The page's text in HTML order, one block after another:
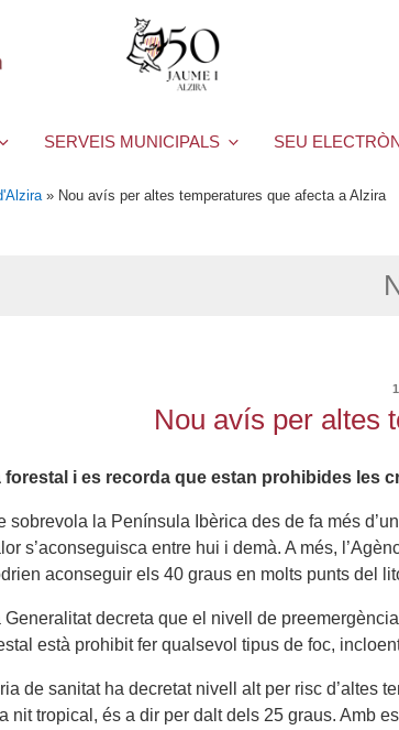
SERVEIS MUNICIPALS SEU
» Nou avís per altes temperatures que afecta a Alzira
Nou avís per altes
i es recorda que estan prohibides les
sobrevola la Península Ibèrica des de fa més
s’aconseguisca entre hui i demà. A més,
aconseguir els 40 graus en molts punts del
decreta que el nivell de
està prohibit fer qualsevol tipus de foc,
de sanitat ha decretat nivell alt per risc d’altes
nit tropical, és a dir per dalt dels 25 graus. Amb